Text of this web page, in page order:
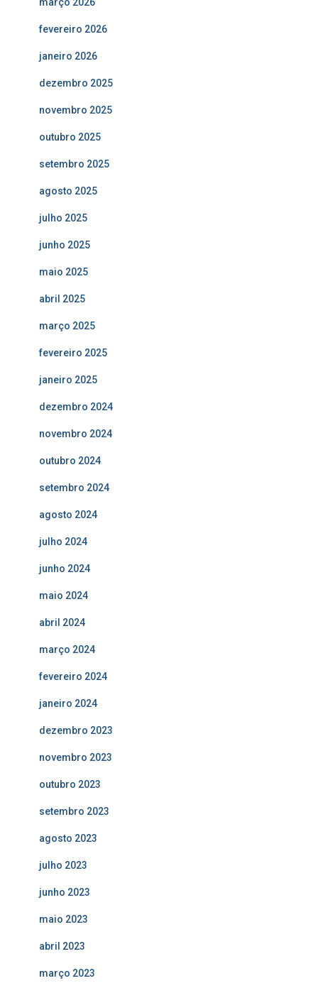
fevereiro 2026
janeiro 2026
dezembro 2025
novembro 2025
outubro 2025
setembro 2025
agosto 2025
julho 2025
junho 2025
maio 2025
abril 2025
março 2025
fevereiro 2025
janeiro 2025
dezembro 2024
novembro 2024
outubro 2024
setembro 2024
agosto 2024
julho 2024
junho 2024
maio 2024
abril 2024
março 2024
fevereiro 2024
janeiro 2024
dezembro 2023
novembro 2023
outubro 2023
setembro 2023
agosto 2023
julho 2023
junho 2023
maio 2023
abril 2023
março 2023